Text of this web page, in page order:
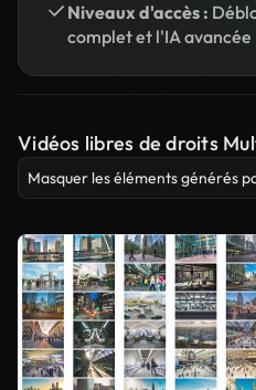
Niveaux d'accès :
complet et l'IA
Vidéos libres de droits
Masquer les éléments générés